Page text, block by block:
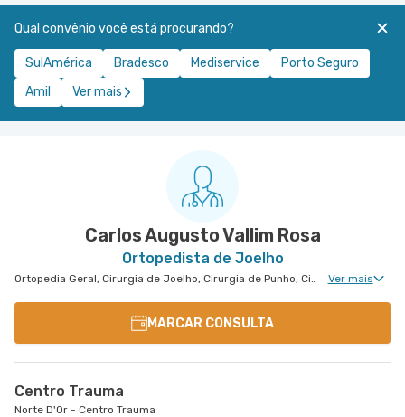
Qual convênio você está procurando?
SulAmérica Bradesco Mediservice
Porto Seguro
Amil
Ver mais
Carlos Augusto Vallim Rosa
Ortopedista de Joelho
Ortopedia Geral, Cirurgia de Joelho, Cirurgia de Punho, Cirurgia de Cotovelo, Cirurgia de Quadril, Cirurgia de Pé e Tornozelo, Cirurgia de Mão Ver mais
MARCAR CONSULTA
Centro Trauma
Norte D'Or - Centro Trauma